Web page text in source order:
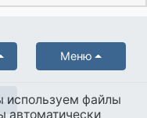
Меню
используем файлы
автоматически